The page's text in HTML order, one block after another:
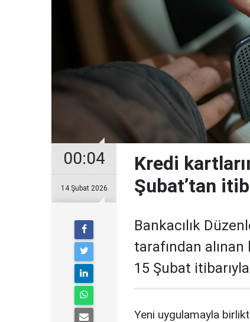
00:04
14 Şubat 2026
Kredi
Şubat’tan
Bankacılık
tarafından
15 Şubat
Yeni uygulamayla